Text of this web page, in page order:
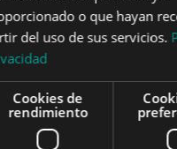
de gemelos y sóleo.
de carga
de la tolerancia al
es que tu cuerpo se
o que hayan
del uso de sus servicios.
Cookies de
rendimiento